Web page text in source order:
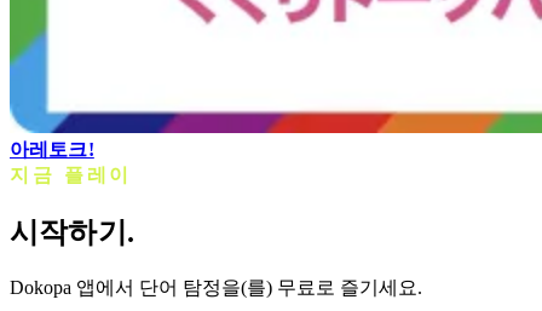
아레토크!
지금 플레이
시작하기.
Dokopa 앱에서 단어 탐정을(를) 무료로 즐기세요.